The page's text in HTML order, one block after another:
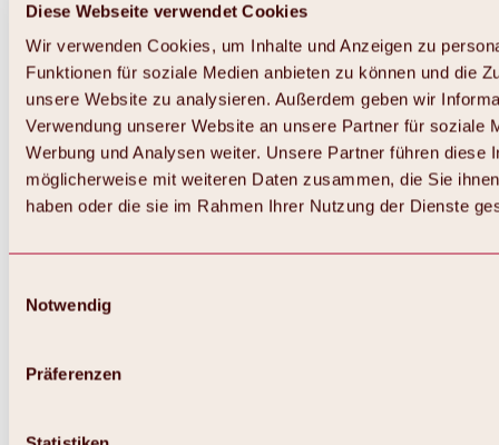
Diese Webseite verwendet Cookies
Wir verwenden Cookies, um Inhalte und Anzeigen zu
Funktionen für soziale Medien anbieten zu können und die
unsere Website zu analysieren. Außerdem geben wir
Verwendung unserer Website an unsere Partner für soziale
Werbung und Analysen weiter. Unsere Partner führen diese
möglicherweise mit weiteren Daten zusammen, die Sie
haben oder die sie im Rahmen Ihrer Nutzung der Dienste
Notwendig
Präferenzen